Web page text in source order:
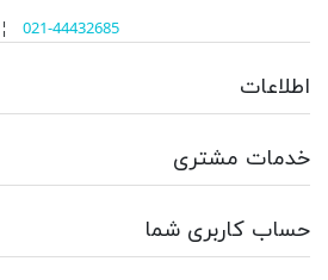
021-44432685
اطلاعات
خدمات مشتری
حساب کاربری شما